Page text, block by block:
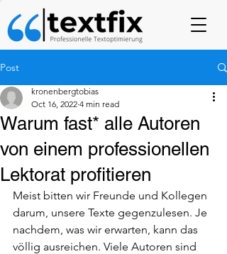
Post
Warum fast* alle Autoren
von einem professionellen
Lektorat profitieren
kronenbergtobias
Oct 16, 2022 4 min read
Meist bitten wir Freunde und Kollegen
darum, unsere Texte gegenzulesen. Je
nachdem, was wir erwarten, kann das
völlig ausreichen. Viele Autoren sind